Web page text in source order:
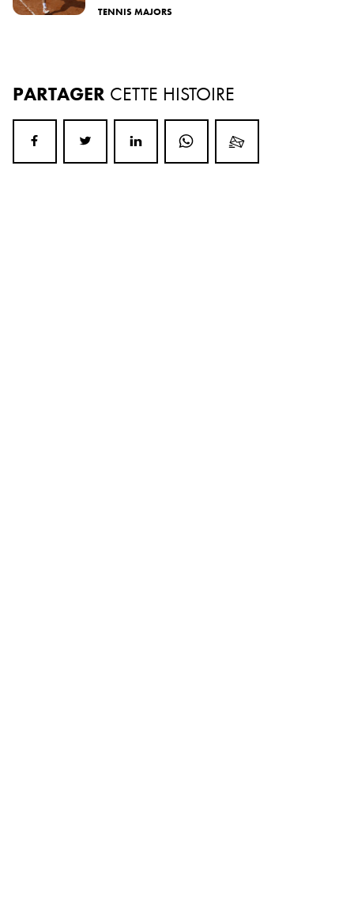
TENNIS MAJORS
PARTAGER CETTE HISTOIRE